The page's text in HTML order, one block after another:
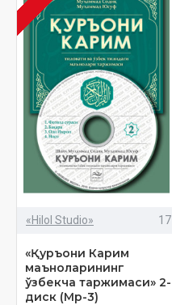
«Hilol Studio» 17
«Қуръони Карим
маъноларининг
ўзбекча таржимаси» 2-
диск (Мp-3)